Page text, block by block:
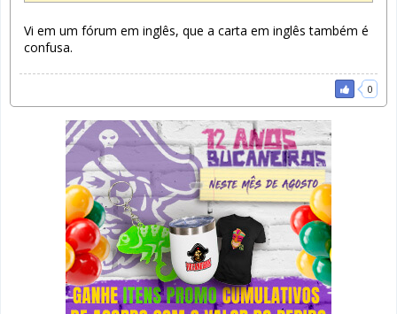
Vi em um fórum em inglês, que a carta em inglês também é
confusa.
0